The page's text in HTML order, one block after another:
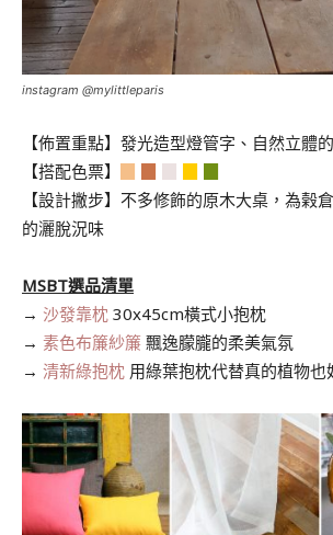
instagram @mylittleparis
【佈置重點】發光造型燈管字、自然立體
【搭配色票】 ▉ ▉ ▉ ▉ ▉
【設計撇步】不多修飾的原木大桌，為榖
的灑脫況味
MSBT選品清單
→ 沙發靠枕 30x45cm橫式小抱枕
→ 素色布簾紗簾 飄逸朦朧的柔美氣氛
→ 清新綠抱枕 用綠葉抱枕代替真的植物也